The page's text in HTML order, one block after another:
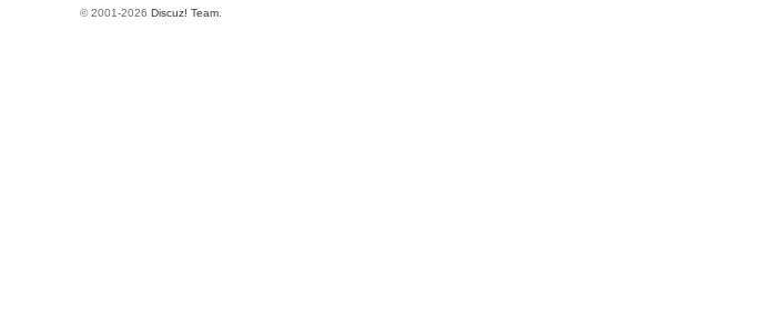
© 2001-2026 Discuz! Team